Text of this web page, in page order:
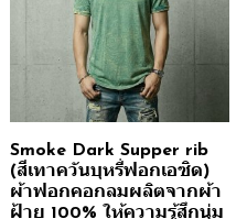
Smoke Dark Supper rib
(สีเทาควันบุหรี่ฟอกเอซิด)
ผ้าฟอกคอกลมผลิตจากผ้า
ฝ้าย 100% ให้ความรู้สึกนุ่ม